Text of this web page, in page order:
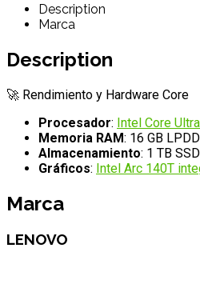
Description
Marca
Description
🚀 Rendimiento y Hardware Core
Procesador: Intel Core
Memoria RAM: 16 GB
Almacenamiento: 1 TB
Gráficos: Intel Arc 140T
Marca
LENOVO